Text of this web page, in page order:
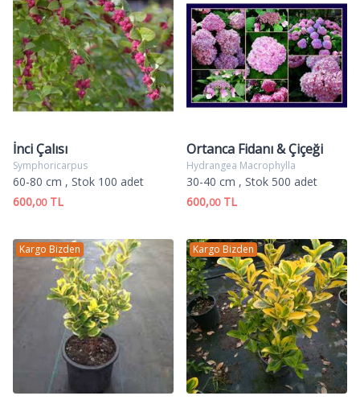
İnci Çalısı
Symphoricarpus
60-80 cm , Stok 100 adet
600,00TL
Ortanca Fidanı & Çiçeği
Hydrangea Macrophylla
30-40 cm , Stok 500 adet
600,00TL
Kargo Bizden Kargo Bizden